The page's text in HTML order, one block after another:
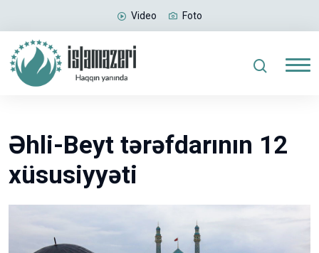
Video Foto
Əhli-Beyt tərəfdarının 12
xüsusiyyəti